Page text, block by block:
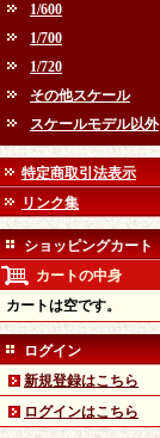
1/600
1/700
1/720
その他スケール
スケールモデル以外
特定商取引法表示
リンク集
ショッピングカート
カートの中身
カートは空です。
ログイン
新規登録はこちら
ログインはこちら